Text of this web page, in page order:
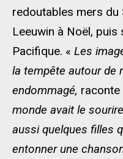
redoutables mers du
Leeuwin à Noël, puis
Pacifique. « Les
la tempête autour de
endommagé, raconte
monde avait le
aussi quelques filles
entonner une